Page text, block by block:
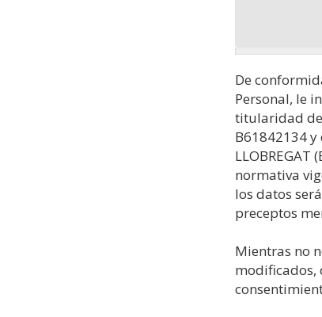
De
Personal, le
titularidad de
B61842134 y
normativa
los datos
preceptos
Mientras no
modificados,